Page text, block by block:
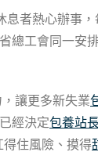
息者熱心辦事
總工會同一安
讓更多新失業
經決定包養站
得住風險、摸得